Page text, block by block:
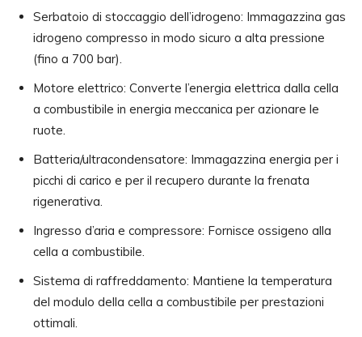
Serbatoio di stoccaggio dell’idrogeno: Immagazzina gas
idrogeno compresso in modo sicuro a alta pressione
(fino a 700 bar).
Motore elettrico: Converte l’energia elettrica dalla cella
a combustibile in energia meccanica per azionare le
ruote.
Batteria/ultracondensatore: Immagazzina energia per i
picchi di carico e per il recupero durante la frenata
rigenerativa.
Ingresso d’aria e compressore: Fornisce ossigeno alla
cella a combustibile.
Sistema di raffreddamento: Mantiene la temperatura
del modulo della cella a combustibile per prestazioni
ottimali.